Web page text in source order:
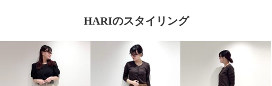
HARIのスタイリング